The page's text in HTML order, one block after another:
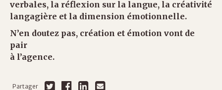
verbales, la réflexion sur la langue, la créativité
langagière et la dimension émotionnelle.
N’en doutez pas, création et émotion vont de
pair
à l’agence.
Partager